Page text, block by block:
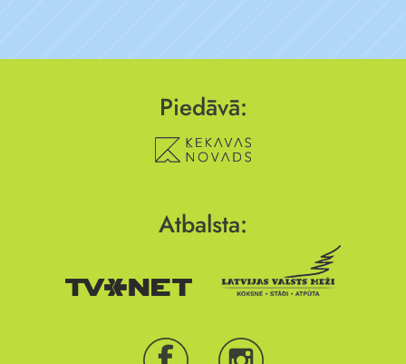
Piedāvā:
Atbalsta: